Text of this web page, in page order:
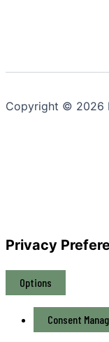
Copyright © 2026
Privacy
Options
Consent